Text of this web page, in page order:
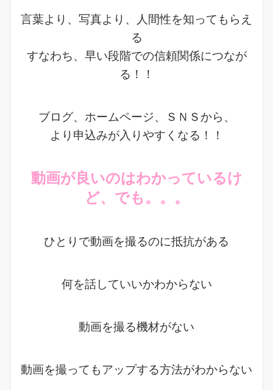
言葉より、写真より、人間性を知ってもらえ
る
すなわち、早い段階での信頼関係につなが
る！！
ブログ、ホームページ、ＳＮＳから、
より申込みが入りやすくなる！！
動画が良いのはわかっているけ
ど、でも。。。
ひとりで動画を撮るのに抵抗がある
何を話していいかわからない
動画を撮る機材がない
動画を撮ってもアップする方法がわからない